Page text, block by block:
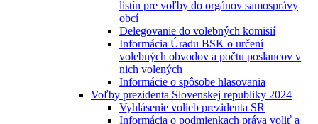
listín pre voľby do orgánov samosprávy
obcí
Delegovanie do volebných komisií
Informácia Úradu BSK o určení
volebných obvodov a počtu poslancov v
nich volených
Informácie o spôsobe hlasovania
Voľby prezidenta Slovenskej republiky 2024
Vyhlásenie volieb prezidenta SR
Informácia o podmienkach práva voliť a